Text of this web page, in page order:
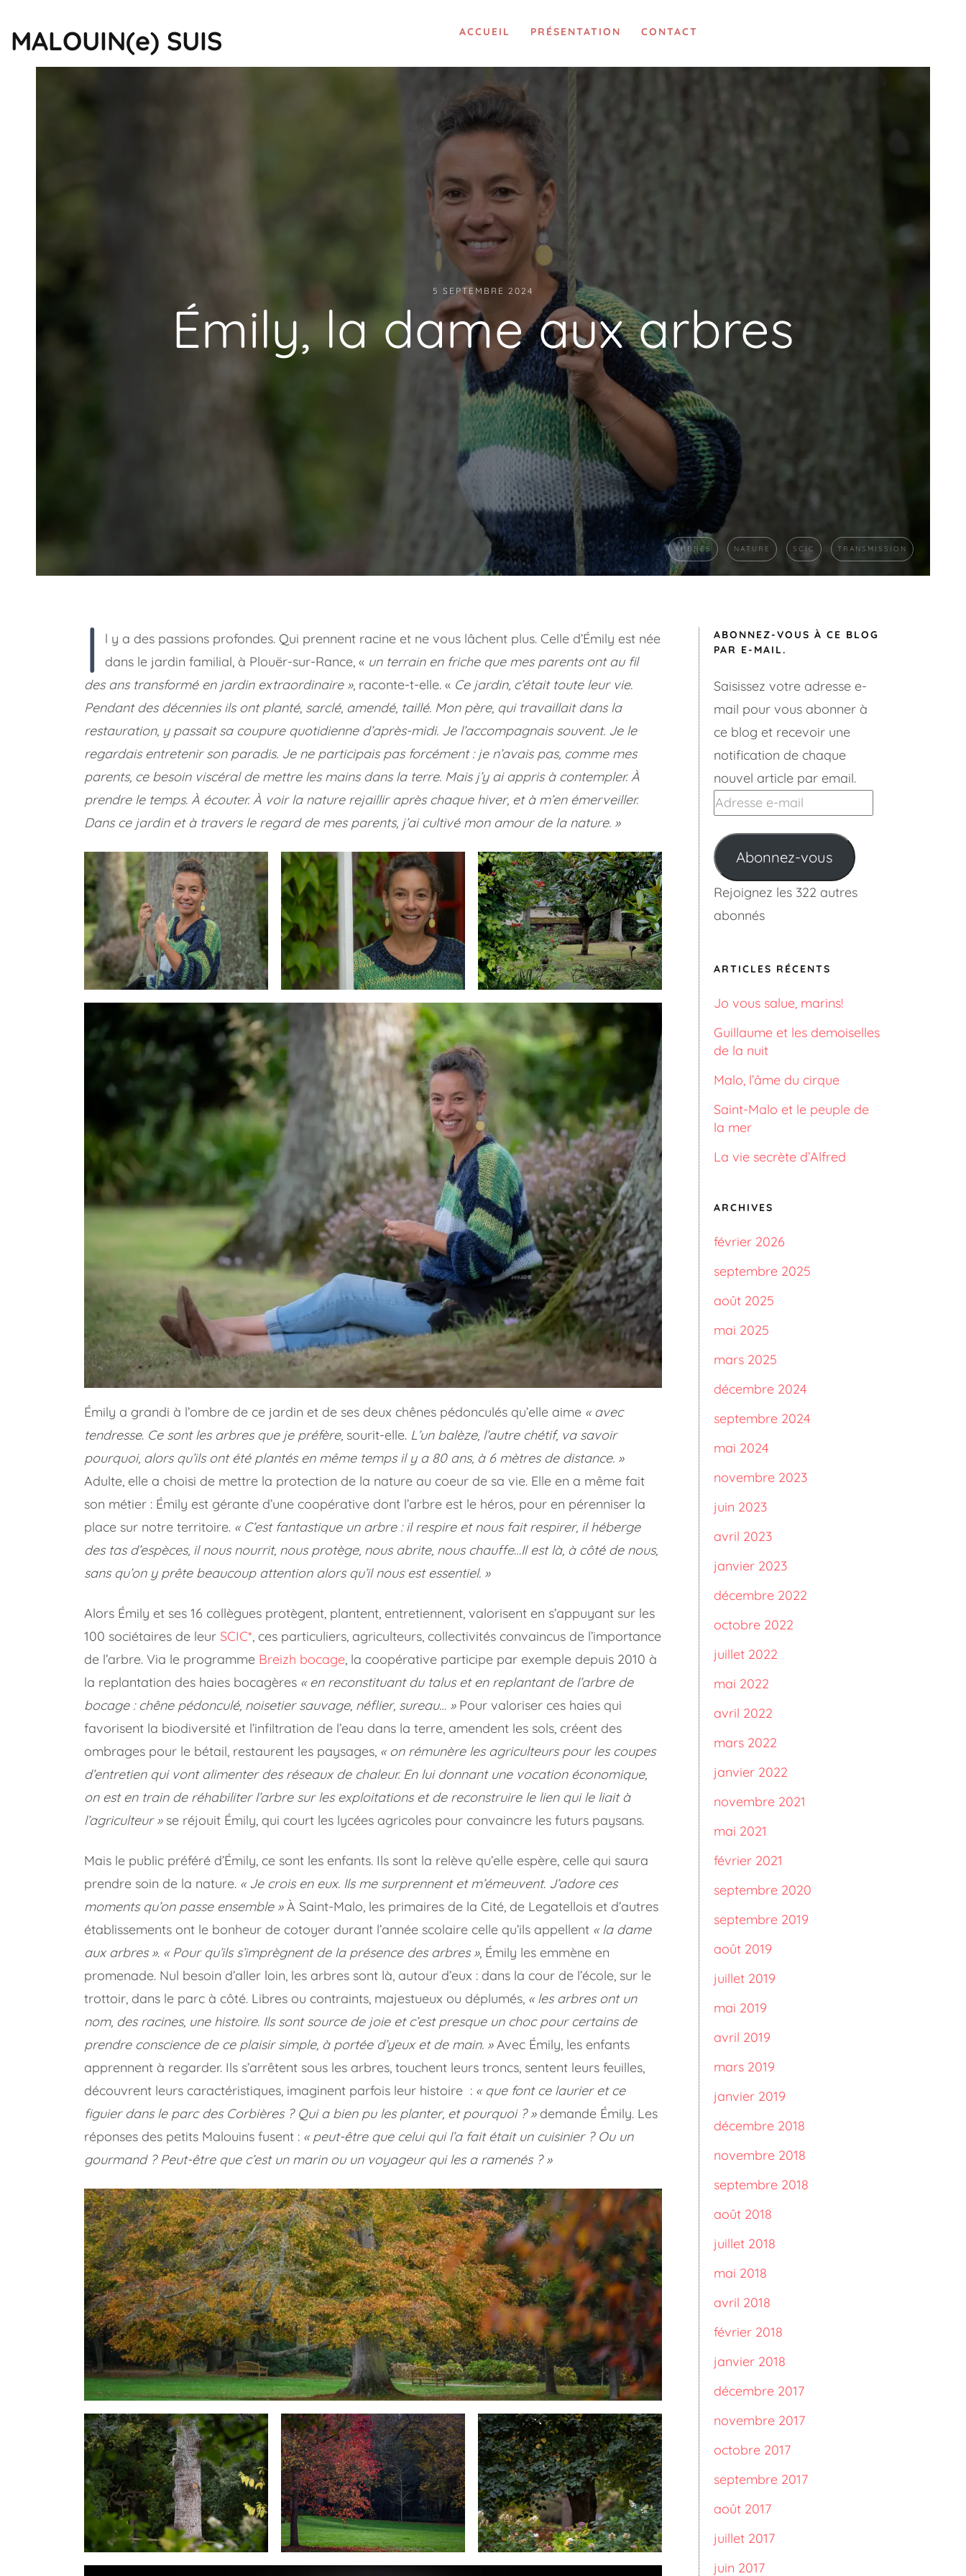
MALOUIN(e) SUIS ACCUEIL PRÉSENTATION CONTACT
5 SEPTEMBRE 2024
Émily, la dame aux arbres
ARBRES NATURE SCIC TRANSMISSION
I
l y a des passions profondes. Qui prennent racine et ne vous lâchent plus. Celle d’Émily est née
dans le jardin familial, à Plouër-sur-Rance, « un terrain en friche que mes parents ont au fil
des ans transformé en jardin extraordinaire », raconte-t-elle. « Ce jardin, c’était toute leur vie.
Pendant des décennies ils ont planté, sarclé, amendé, taillé. Mon père, qui travaillait dans la
restauration, y passait sa coupure quotidienne d’après-midi. Je l’accompagnais souvent. Je le
regardais entretenir son paradis. Je ne participais pas forcément : je n’avais pas, comme mes
parents, ce besoin viscéral de mettre les mains dans la terre. Mais j’y ai appris à contempler. À
prendre le temps. À écouter. À voir la nature rejaillir après chaque hiver, et à m’en émerveiller.
Dans ce jardin et à travers le regard de mes parents, j’ai cultivé mon amour de la nature. »
Émily a grandi à l’ombre de ce jardin et de ses deux chênes pédonculés qu’elle aime « avec
tendresse. Ce sont les arbres que je préfère, sourit-elle. L’un balèze, l’autre chétif, va savoir
pourquoi, alors qu’ils ont été plantés en même temps il y a 80 ans, à 6 mètres de distance. »
Adulte, elle a choisi de mettre la protection de la nature au coeur de sa vie. Elle en a même fait
son métier : Émily est gérante d’une coopérative dont l’arbre est le héros, pour en pérenniser la
place sur notre territoire. « C’est fantastique un arbre : il respire et nous fait respirer, il héberge
des tas d’espèces, il nous nourrit, nous protège, nous abrite, nous chauffe…Il est là, à côté de nous,
sans qu’on y prête beaucoup attention alors qu’il nous est essentiel. »
Alors Émily et ses 16 collègues protègent, plantent, entretiennent, valorisent en s’appuyant sur les
100 sociétaires de leur SCIC*, ces particuliers, agriculteurs, collectivités convaincus de l’importance
de l’arbre. Via le programme Breizh bocage, la coopérative participe par exemple depuis 2010 à
la replantation des haies bocagères « en reconstituant du talus et en replantant de l’arbre de
bocage : chêne pédonculé, noisetier sauvage, néflier, sureau… »Pour valoriser ces haies qui
favorisent la biodiversité et l’infiltration de l’eau dans la terre, amendent les sols, créent des
ombrages pour le bétail, restaurent les paysages, « on rémunère les agriculteurs pour les coupes
d’entretien qui vont alimenter des réseaux de chaleur. En lui donnant une vocation économique,
on est en train de réhabiliter l’arbre sur les exploitations et de reconstruire le lien qui le liait à
l’agriculteur »se réjouit Émily, qui court les lycées agricoles pour convaincre les futurs paysans.
Mais le public préféré d’Émily, ce sont les enfants. Ils sont la relève qu’elle espère, celle qui saura
prendre soin de la nature. « Je crois en eux. Ils me surprennent et m’émeuvent. J’adore ces
moments qu’on passe ensemble »À Saint-Malo, les primaires de la Cité, de Legatellois et d’autres
établissements ont le bonheur de cotoyer durant l’année scolaire celle qu’ils appellent « la dame
aux arbres ». « Pour qu’ils s’imprègnent de la présence des arbres », Émily les emmène en
promenade. Nul besoin d’aller loin, les arbres sont là, autour d’eux : dans la cour de l’école, sur le
trottoir, dans le parc à côté. Libres ou contraints, majestueux ou déplumés, « les arbres ont un
nom, des racines, une histoire. Ils sont source de joie et c’est presque un choc pour certains de
prendre conscience de ce plaisir simple, à portée d’yeux et de main. »Avec Émily, les enfants
apprennent à regarder. Ils s’arrêtent sous les arbres, touchent leurs troncs, sentent leurs feuilles,
découvrent leurs caractéristiques, imaginent parfois leur histoire : « que font ce laurier et ce
figuier dans le parc des Corbières ? Qui a bien pu les planter, et pourquoi ? »demande Émily. Les
réponses des petits Malouins fusent : « peut-être que celui qui l’a fait était un cuisinier ? Ou un
gourmand ? Peut-être que c’est un marin ou un voyageur qui les a ramenés ? »
ABONNEZ-VOUS À CE BLOG
PAR E-MAIL.
Saisissez votre adresse e-
mail pour vous abonner à
ce blog et recevoir une
notification de chaque
nouvel article par email.
Adresse
mail
Abonnez-vous
Rejoignez les 322 autres
abonnés
ARTICLES RÉCENTS
Jo vous salue, marins!
Guillaume et les demoiselles
de la nuit
Malo, l’âme du cirque
Saint-Malo et le peuple de
la mer
La vie secrète d’Alfred
ARCHIVES
février 2026
septembre 2025
août 2025
mai 2025
mars 2025
décembre 2024
septembre 2024
mai 2024
novembre 2023
juin 2023
avril 2023
janvier 2023
décembre 2022
octobre 2022
juillet 2022
mai 2022
avril 2022
mars 2022
janvier 2022
novembre 2021
mai 2021
février 2021
septembre 2020
septembre 2019
août 2019
juillet 2019
mai 2019
avril 2019
mars 2019
janvier 2019
décembre 2018
novembre 2018
septembre 2018
août 2018
juillet 2018
mai 2018
avril 2018
février 2018
janvier 2018
décembre 2017
novembre 2017
octobre 2017
septembre 2017
août 2017
juillet 2017
juin 2017